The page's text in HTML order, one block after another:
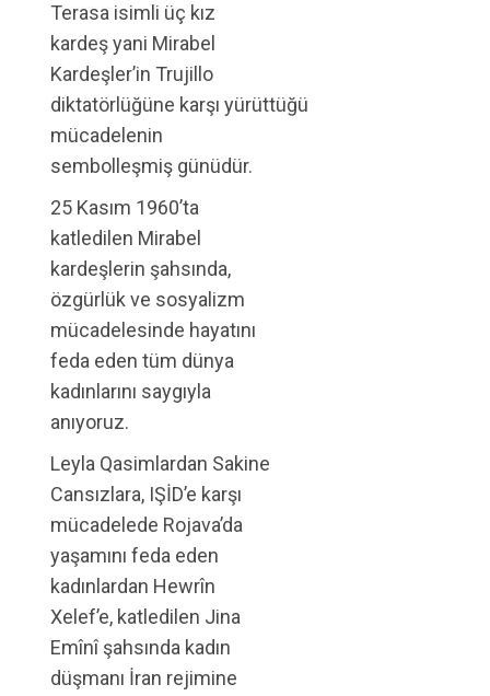
Terasa isimli üç kız
kardeş yani Mirabel
Kardeşler’in Trujillo
diktatörlüğüne karşı yürüttüğü
mücadelenin
sembolleşmiş günüdür.
25 Kasım 1960’ta
katledilen Mirabel
kardeşlerin şahsında,
özgürlük ve sosyalizm
mücadelesinde hayatını
feda eden tüm dünya
kadınlarını saygıyla
anıyoruz.
Leyla Qasimlardan Sakine
Cansızlara, IŞİD’e karşı
mücadelede Rojava’da
yaşamını feda eden
kadınlardan Hewrîn
Xelef’e, katledilen Jina
Emînî şahsında kadın
düşmanı İran rejimine